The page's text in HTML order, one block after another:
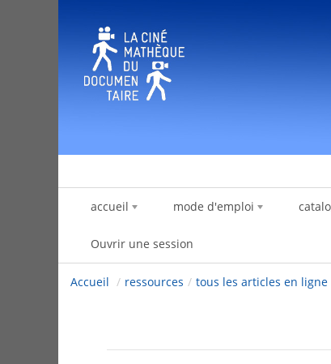
accueil mode d'emploi
Ouvrir une session
Accueil / ressources / tous les articles en ligne